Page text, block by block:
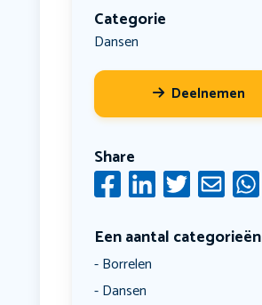
Categorie
Dansen
Deelnemen
Share
Een aantal categorieën
Borrelen
Dansen